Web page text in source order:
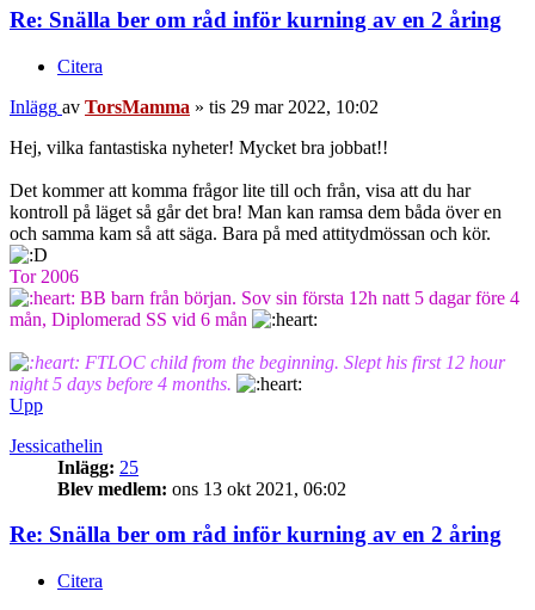
Re: Snälla ber om råd inför kurning av en 2 åring
Citera
Inlägg av TorsMamma » tis 29 mar 2022, 10:02
Hej, vilka fantastiska nyheter! Mycket bra jobbat!!
Det kommer att komma frågor lite till och från, visa att du har
kontroll på läget så går det bra! Man kan ramsa dem båda över en
och samma kam så att säga. Bara på med attitydmössan och kör.
Tor 2006
BB barn från början. Sov sin första 12h natt 5 dagar före 4
mån, Diplomerad SS vid 6 mån
FTLOC child from the beginning. Slept his first 12 hour
night 5 days before 4 months.
Upp
Jessicathelin
Inlägg: 25
Blev medlem: ons 13 okt 2021, 06:02
Re: Snälla ber om råd inför kurning av en 2 åring
Citera